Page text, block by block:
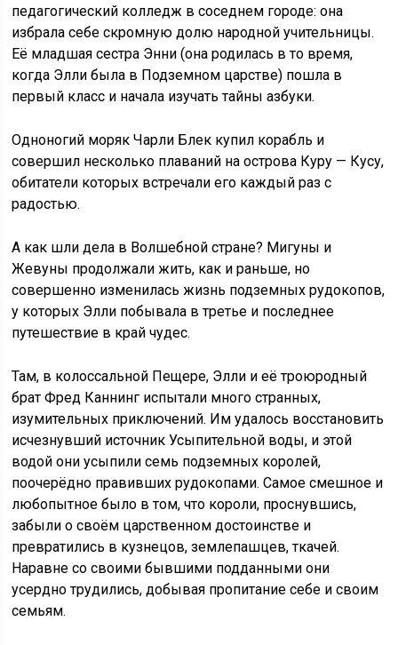
педагогический колледж в соседнем городе: она
избрала себе скромную долю народной учительницы.
Её младшая сестра Энни (она родилась в то время,
когда Элли была в Подземном царстве) пошла в
первый класс и начала изучать тайны азбуки.
Одноногий моряк Чарли Блек купил корабль и
совершил несколько плаваний на острова Куру — Кусу,
обитатели которых встречали его каждый раз с
радостью.
А как шли дела в Волшебной стране? Мигуны и
Жевуны продолжали жить, как и раньше, но
совершенно изменилась жизнь подземных рудокопов,
у которых Элли побывала в третье и последнее
путешествие в край чудес.
Там, в колоссальной Пещере, Элли и её троюродный
брат Фред Каннинг испытали много странных,
изумительных приключений. Им удалось восстановить
исчезнувший источник Усыпительной воды, и этой
водой они усыпили семь подземных королей,
поочерёдно правивших рудокопами. Самое смешное и
любопытное было в том, что короли, проснувшись,
забыли о своём царственном достоинстве и
превратились в кузнецов, землепашцев, ткачей.
Наравне со своими бывшими подданными они
усердно трудились, добывая пропитание себе и своим
семьям.